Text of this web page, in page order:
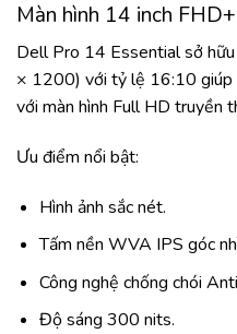
Màn hình 14 inch
Dell Pro 14 Essential sở
× 1200) với tỷ lệ 16:10 giúp
với màn hình Full HD truyền
Ưu điểm nổi bật:
Hình ảnh sắc nét.
Tấm nền WVA IPS góc
Công nghệ chống chói
Độ sáng 300 nits.